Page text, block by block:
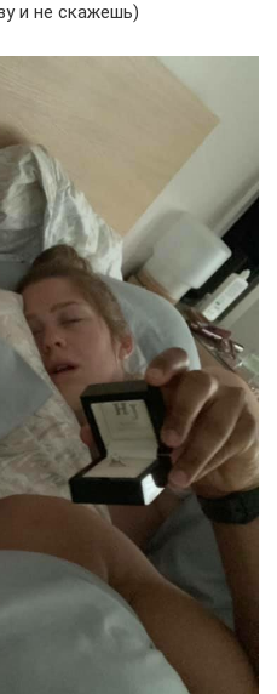
и не скажешь)